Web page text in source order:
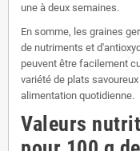
une à deux semaines.
En somme, les graines
de nutriments et
peuvent être facilement
variété de plats
alimentation quotidienne.
Valeurs